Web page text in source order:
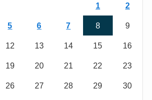
1 2
5 6 7 8 9
12 13 14 15 16
19 20 21 22 23
26 27 28 29 30